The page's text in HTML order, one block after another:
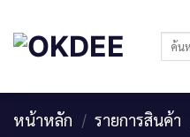
content
ค้นหา:
หน้าหลัก / รายการสินค้า